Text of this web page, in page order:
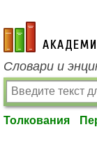
academic.ru
Словари и
Толкования